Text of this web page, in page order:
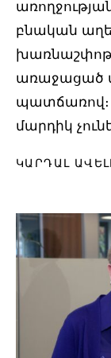
բնական
առաջացած
պատճառով։
մարդիկ
ԿԱՐԴԱԼ